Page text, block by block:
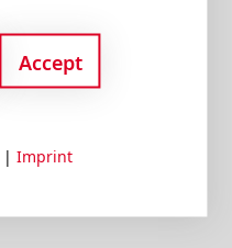
Accept
Imprint